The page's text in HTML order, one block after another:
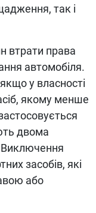
так і
втрати права
автомобіля.
у власності
якому менше
двома
Виключення
засобів, які
або